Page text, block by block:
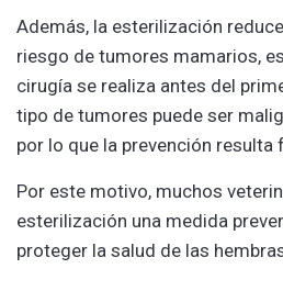
Además, la esterilización
riesgo de tumores mamarios,
cirugía se realiza antes del
tipo de tumores puede ser
por lo que la prevención resulta
Por este motivo, muchos
esterilización una medida
proteger la salud de las